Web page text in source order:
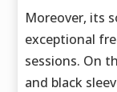
Moreover, its
exceptional
sessions. On
and black